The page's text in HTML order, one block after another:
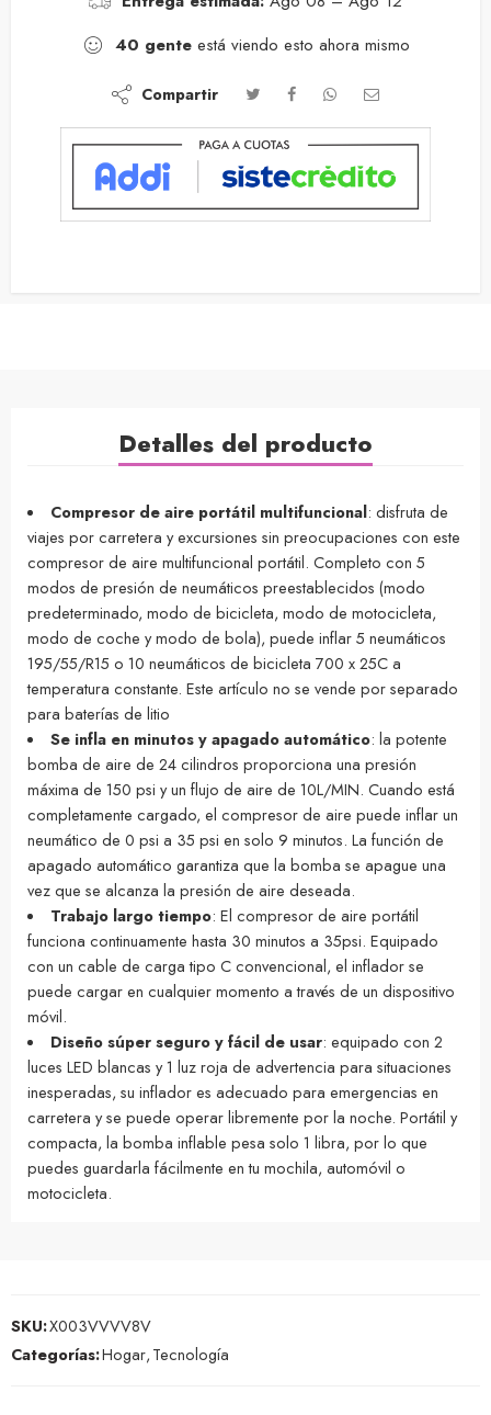
40 genteestá viendo esto ahora mismo
Compartir
Detalles del producto
Compresor de aire portátil multifuncional: disfruta de
viajes por carretera y excursiones sin preocupaciones con este
compresor de aire multifuncional portátil. Completo con 5
modos de presión de neumáticos preestablecidos (modo
predeterminado, modo de bicicleta, modo de motocicleta,
modo de coche y modo de bola), puede inflar 5 neumáticos
195/55/R15 o 10 neumáticos de bicicleta 700 x 25C a
temperatura constante. Este artículo no se vende por separado
para baterías de litio
Se infla en minutos y apagado automático: la potente
bomba de aire de 24 cilindros proporciona una presión
máxima de 150 psi y un flujo de aire de 10L/MIN. Cuando está
completamente cargado, el compresor de aire puede inflar un
neumático de 0 psi a 35 psi en solo 9 minutos. La función de
apagado automático garantiza que la bomba se apague una
vez que se alcanza la presión de aire deseada.
Trabajo largo tiempo: El compresor de aire portátil
funciona continuamente hasta 30 minutos a 35psi. Equipado
con un cable de carga tipo C convencional, el inflador se
puede cargar en cualquier momento a través de un dispositivo
móvil.
Diseño súper seguro y fácil de usar: equipado con 2
luces LED blancas y 1 luz roja de advertencia para situaciones
inesperadas, su inflador es adecuado para emergencias en
carretera y se puede operar libremente por la noche. Portátil y
compacta, la bomba inflable pesa solo 1 libra, por lo que
puedes guardarla fácilmente en tu mochila, automóvil o
motocicleta.
SKU:X003VVVV8V
Categorías:Hogar,Tecnología